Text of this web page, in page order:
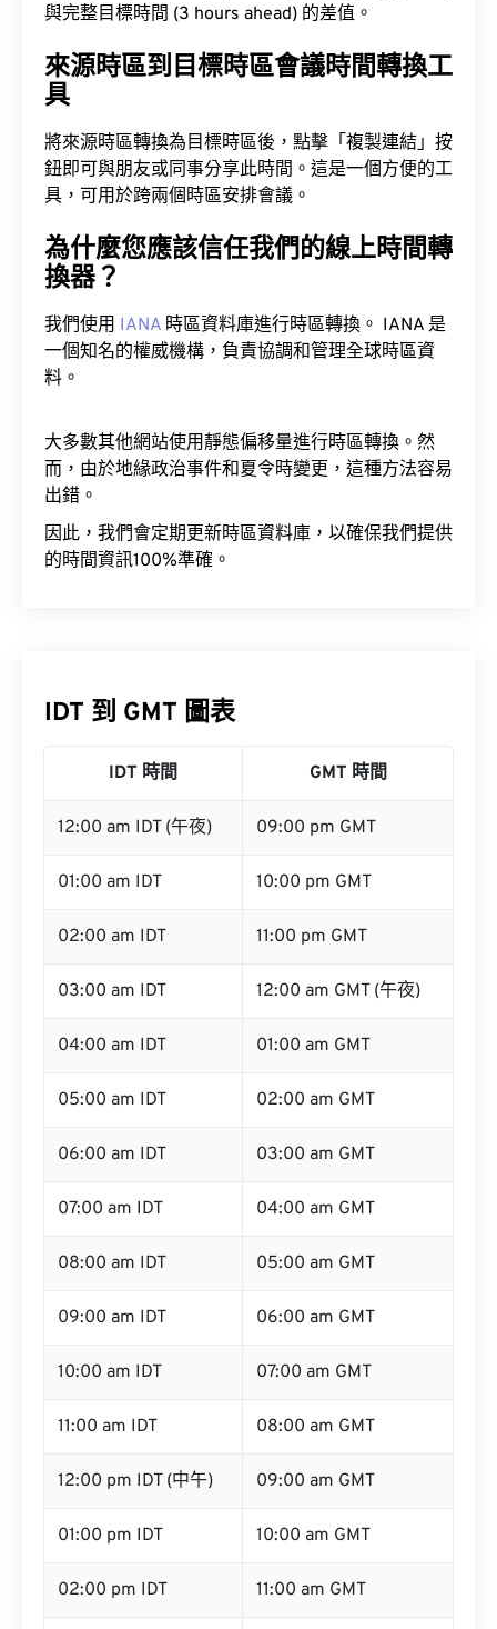
與完整目標時間 (3 hours ahead) 的差值。
來源時區到目標時區會議時間轉換工
具
將來源時區轉換為目標時區後，點擊「複製連結」按
鈕即可與朋友或同事分享此時間。這是一個方便的工
具，可用於跨兩個時區安排會議。
為什麼您應該信任我們的線上時間轉
換器？
我們使用 IANA 時區資料庫進行時區轉換。 IANA 是
一個知名的權威機構，負責協調和管理全球時區資
料。
大多數其他網站使用靜態偏移量進行時區轉換。然
而，由於地緣政治事件和夏令時變更，這種方法容易
出錯。
因此，我們會定期更新時區資料庫，以確保我們提供
的時間資訊100%準確。
IDT 到 GMT 圖表
IDT 時間 GMT 時間
12:00 am IDT (午夜) 09:00 pm GMT
01:00 am IDT 10:00 pm GMT
02:00 am IDT 11:00 pm GMT
03:00 am IDT 12:00 am GMT (午夜)
04:00 am IDT 01:00 am GMT
05:00 am IDT 02:00 am GMT
06:00 am IDT 03:00 am GMT
07:00 am IDT 04:00 am GMT
08:00 am IDT 05:00 am GMT
09:00 am IDT 06:00 am GMT
10:00 am IDT 07:00 am GMT
11:00 am IDT 08:00 am GMT
12:00 pm IDT (中午) 09:00 am GMT
01:00 pm IDT 10:00 am GMT
02:00 pm IDT 11:00 am GMT